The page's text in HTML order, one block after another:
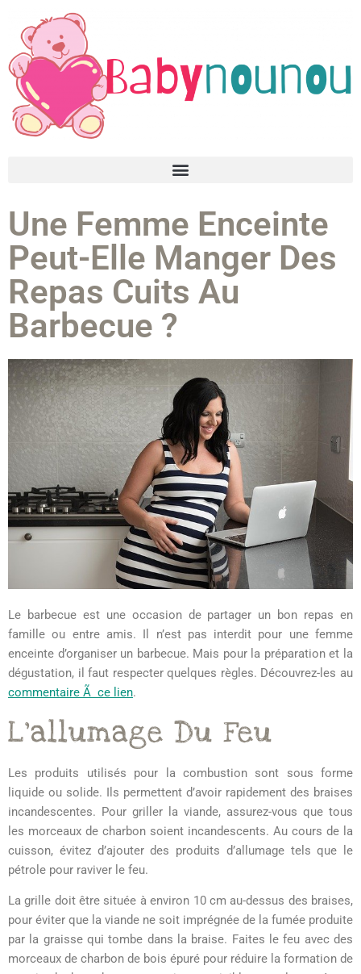
Une Femme Enceinte
Peut-Elle Manger Des
Repas Cuits Au
Barbecue ?
Le barbecue est une occasion de partager un bon repas en
famille ou entre amis. Il n’est pas interdit pour une femme
enceinte d’organiser un barbecue. Mais pour la préparation et la
dégustation, il faut respecter quelques règles. Découvrez-les au
commentaire Ã ce lien.
L’allumage Du Feu
Les produits utilisés pour la combustion sont sous forme
liquide ou solide. Ils permettent d’avoir rapidement des braises
incandescentes. Pour griller la viande, assurez-vous que tous
les morceaux de charbon soient incandescents. Au cours de la
cuisson, évitez d’ajouter des produits d’allumage tels que le
pétrole pour raviver le feu.
La grille doit être située à environ 10 cm au-dessus des braises,
pour éviter que la viande ne soit imprégnée de la fumée produite
par la graisse qui tombe dans la braise. Faites le feu avec des
morceaux de charbon de bois épuré pour réduire la formation de